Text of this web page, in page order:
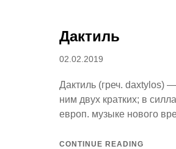
Дактиль
Posted
02.02.2019
Дактиль (греч. daxtylos)
ним двух кратких; в
европ. музыке нового
CONTINUE READING